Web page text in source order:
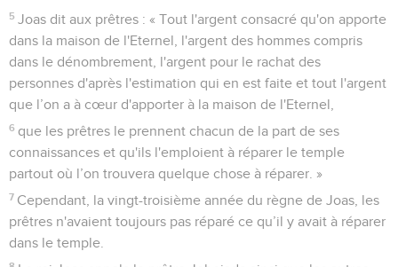
5 Joas dit aux prêtres : « Tout l'argent consacré qu'on apporte
dans la maison de l'Eternel, l'argent des hommes compris
dans le dénombrement, l'argent pour le rachat des
personnes d'après l'estimation qui en est faite et tout l'argent
que l’on a à cœur d'apporter à la maison de l'Eternel,
6 que les prêtres le prennent chacun de la part de ses
connaissances et qu'ils l'emploient à réparer le temple
partout où l’on trouvera quelque chose à réparer. »
7 Cependant, la vingt-troisième année du règne de Joas, les
prêtres n'avaient toujours pas réparé ce qu’il y avait à réparer
dans le temple.